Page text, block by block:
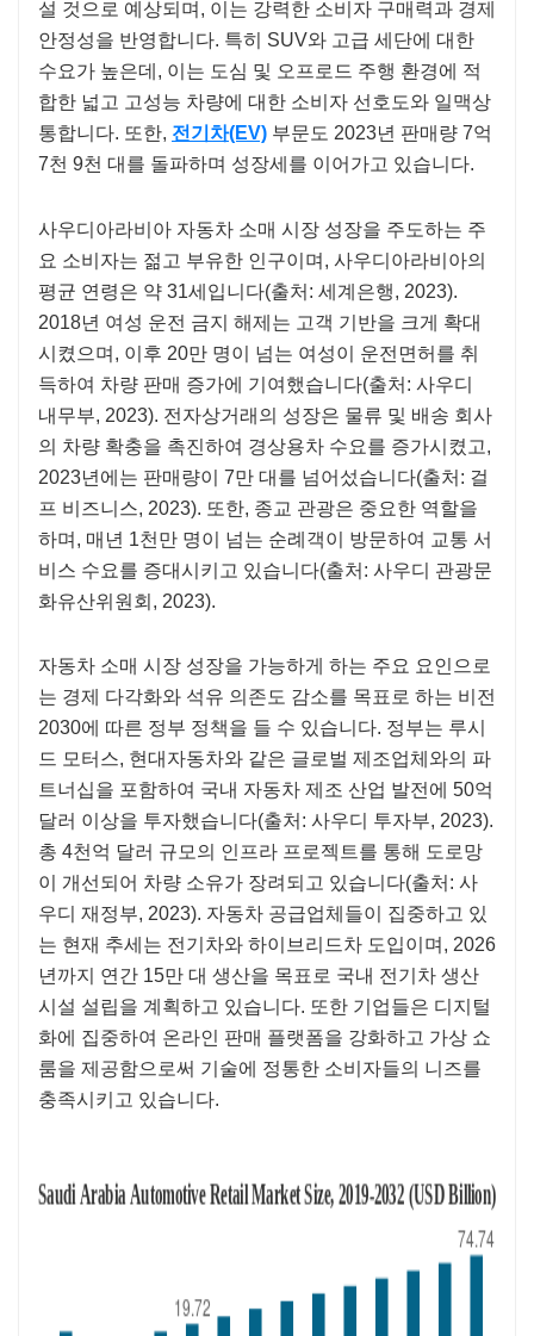
설 것으로 예상되며, 이는 강력한 소비자 구매력과 경제
안정성을 반영합니다. 특히 SUV와 고급 세단에 대한
수요가 높은데, 이는 도심 및 오프로드 주행 환경에 적
합한 넓고 고성능 차량에 대한 소비자 선호도와 일맥상
통합니다. 또한, 전기차(EV) 부문도 2023년 판매량 7억
7천 9천 대를 돌파하며 성장세를 이어가고 있습니다.
사우디아라비아 자동차 소매 시장 성장을 주도하는 주
요 소비자는 젊고 부유한 인구이며, 사우디아라비아의
평균 연령은 약 31세입니다(출처: 세계은행, 2023).
2018년 여성 운전 금지 해제는 고객 기반을 크게 확대
시켰으며, 이후 20만 명이 넘는 여성이 운전면허를 취
득하여 차량 판매 증가에 기여했습니다(출처: 사우디
내무부, 2023). 전자상거래의 성장은 물류 및 배송 회사
의 차량 확충을 촉진하여 경상용차 수요를 증가시켰고,
2023년에는 판매량이 7만 대를 넘어섰습니다(출처: 걸
프 비즈니스, 2023). 또한, 종교 관광은 중요한 역할을
하며, 매년 1천만 명이 넘는 순례객이 방문하여 교통 서
비스 수요를 증대시키고 있습니다(출처: 사우디 관광문
화유산위원회, 2023).
자동차 소매 시장 성장을 가능하게 하는 주요 요인으로
는 경제 다각화와 석유 의존도 감소를 목표로 하는 비전
2030에 따른 정부 정책을 들 수 있습니다. 정부는 루시
드 모터스, 현대자동차와 같은 글로벌 제조업체와의 파
트너십을 포함하여 국내 자동차 제조 산업 발전에 50억
달러 이상을 투자했습니다(출처: 사우디 투자부, 2023).
총 4천억 달러 규모의 인프라 프로젝트를 통해 도로망
이 개선되어 차량 소유가 장려되고 있습니다(출처: 사
우디 재정부, 2023). 자동차 공급업체들이 집중하고 있
는 현재 추세는 전기차와 하이브리드차 도입이며, 2026
년까지 연간 15만 대 생산을 목표로 국내 전기차 생산
시설 설립을 계획하고 있습니다. 또한 기업들은 디지털
화에 집중하여 온라인 판매 플랫폼을 강화하고 가상 쇼
룸을 제공함으로써 기술에 정통한 소비자들의 니즈를
충족시키고 있습니다.